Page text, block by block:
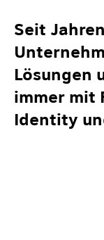
Seit
Lösungen
immer mit
Identity